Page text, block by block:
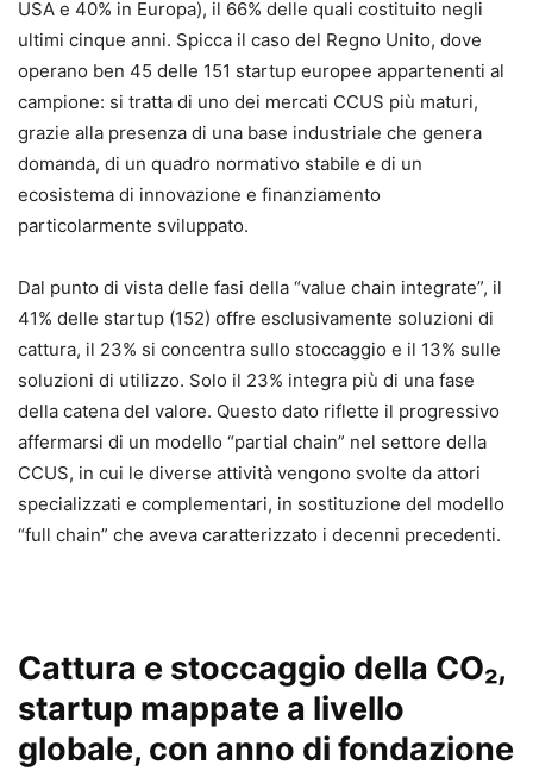
USA e 40% in Europa), il 66% delle quali costituito negli
ultimi cinque anni. Spicca il caso del Regno Unito, dove
operano ben 45 delle 151 startup europee appartenenti al
campione: si tratta di uno dei mercati CCUS più maturi,
grazie alla presenza di una base industriale che genera
domanda, di un quadro normativo stabile e di un
ecosistema di innovazione e finanziamento
particolarmente sviluppato.
Dal punto di vista delle fasi della “value chain integrate”, il
41% delle startup (152) offre esclusivamente soluzioni di
cattura, il 23% si concentra sullo stoccaggio e il 13% sulle
soluzioni di utilizzo. Solo il 23% integra più di una fase
della catena del valore. Questo dato riflette il progressivo
affermarsi di un modello “partial chain” nel settore della
CCUS, in cui le diverse attività vengono svolte da attori
specializzati e complementari, in sostituzione del modello
“full chain” che aveva caratterizzato i decenni precedenti.
Cattura e stoccaggio della CO₂,
startup mappate a livello
globale, con anno di fondazione